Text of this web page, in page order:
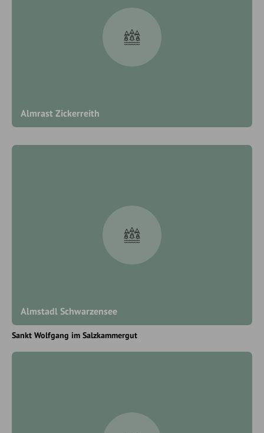
Almrast Zickerreith
Almstadl Schwarzensee
Sankt Wolfgang im Salzkammergut